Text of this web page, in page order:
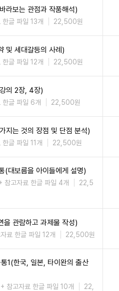
라보는 관점과 작품해석)
글 파일 13개 22,500원
및 세대갈등의 사례)
글 파일 12개 22,500원
의 2장, 4장)
한글 파일 6개 22,500원
지는 것의 장점 및 단점 분석)
글 파일 11개 22,500원
(대보름을 아이들에게 설명)
참고자료 한글 파일 4개
22,5
을 관람하고 과제물 작성)
료 한글 파일 12개 22,500원
1(한국, 일본, 타이완의 출산
참고자료 한글 파일 10개
22,